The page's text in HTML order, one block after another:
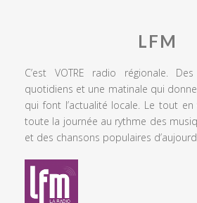
LFM
C’est VOTRE radio régionale.
quotidiens et une matinale qui
qui font l’actualité locale. Le tout
toute la journée au rythme des
et des chansons populaires